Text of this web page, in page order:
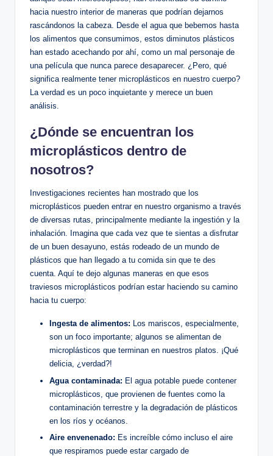
hacia nuestro interior de maneras que podrían dejarnos
rascándonos la cabeza. Desde el agua que bebemos hasta
los alimentos que consumimos, estos diminutos plásticos
han estado acechando por ahí, como un mal personaje de
una película que nunca parece desaparecer. ¿Pero, qué
significa realmente tener microplásticos en nuestro cuerpo?
La verdad es un poco inquietante y merece un buen
análisis.
¿Dónde se encuentran los
microplásticos dentro de
nosotros?
Investigaciones recientes han mostrado que los
microplásticos pueden entrar en nuestro organismo a través
de diversas rutas, principalmente mediante la ingestión y la
inhalación. Imagina que cada vez que te sientas a disfrutar
de un buen desayuno, estás rodeado de un mundo de
plásticos que han llegado a tu comida sin que te des
cuenta. Aquí te dejo algunas maneras en que esos
traviesos microplásticos podrían estar haciendo su camino
hacia tu cuerpo:
Ingesta de alimentos: Los mariscos, especialmente,
son un foco importante; algunos se alimentan de
microplásticos que terminan en nuestros platos. ¡Qué
delicia, ¿verdad?!
Agua contaminada: El agua potable puede contener
microplásticos, que provienen de fuentes como la
contaminación terrestre y la degradación de plásticos
en los ríos y océanos.
Aire envenenado: Es increíble cómo incluso el aire
que respiramos puede estar cargado de